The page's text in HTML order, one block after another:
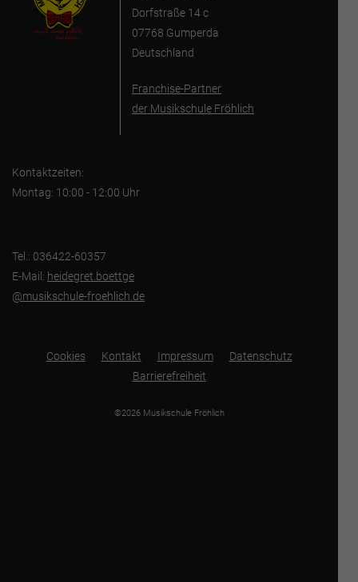
Dorfstraße 14 c
07768 Gumperda
Deutschland
Franchise-Partner
der Musikschule Fröhlich
Kontaktzeiten:
Montag: 10:00 - 12:00 Uhr
Tel.: 036422-60357
E-Mail: heidegret.boettge
@musikschule-froehlich.de
Cookies Kontakt Impressum
Datenschutz
Barrierefreiheit
©2026 Musikschule Fröhlich